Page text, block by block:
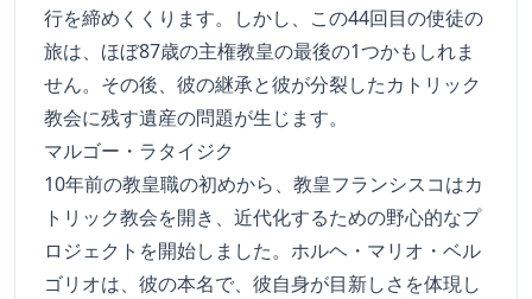
行を締めくくります。しかし、この44回目の使徒の
旅は、ほぼ87歳の主権教皇の最後の1つかもしれま
せん。その後、彼の継承と彼が分裂したカトリック
教会に残す遺産の問題が生じます。
マルゴー・ラタイジク
10年前の教皇職の初めから、教皇フランシスコはカ
トリック教会を開き、近代化するための野心的なプ
ロジェクトを開始しました。ホルヘ・マリオ・ベル
ゴリオは、彼の本名で、彼自身が目新しさを体現し